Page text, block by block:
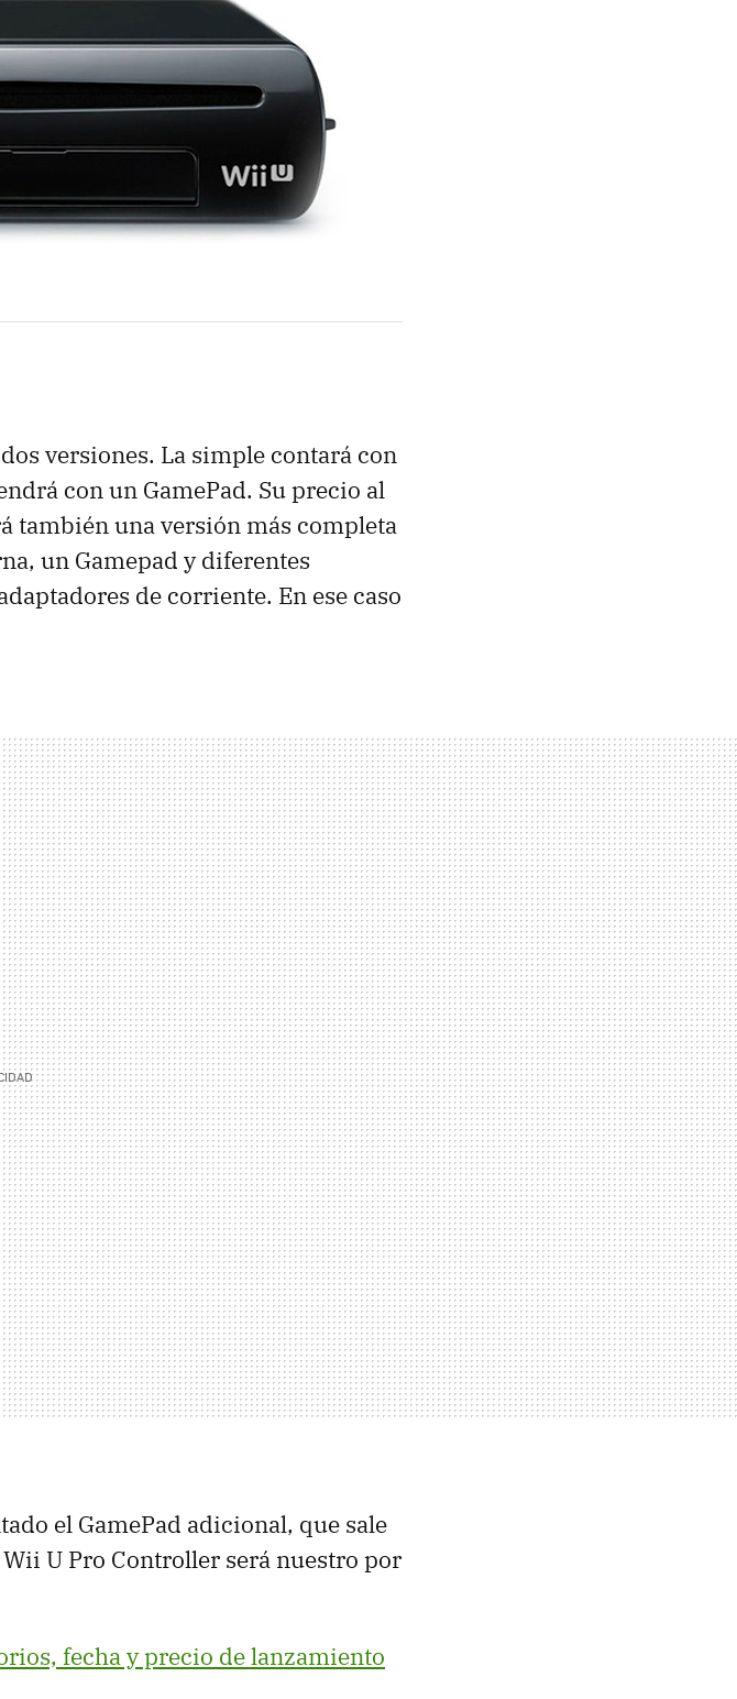
versiones. La simple contará con
con un GamePad. Su precio al
también una versión más completa
un Gamepad y diferentes
de corriente. En ese caso
el GamePad adicional, que sale
U Pro Controller será nuestro por
fecha y precio de lanzamiento